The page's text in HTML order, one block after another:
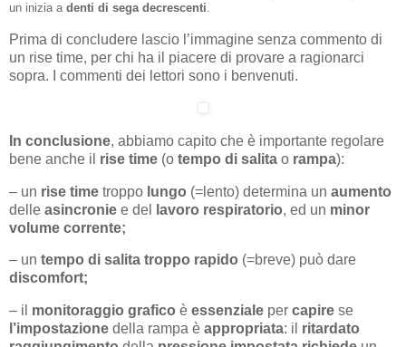
un inizia a denti di sega decrescenti.
Prima di concludere lascio l’immagine senza commento di
un rise time, per chi ha il piacere di provare a ragionarci
sopra. I commenti dei lettori sono i benvenuti.
In conclusione, abbiamo capito che è importante regolare
bene anche il rise time (o tempo di salita o rampa):
– un rise time troppo lungo (=lento) determina un aumento
delle asincronie e del lavoro respiratorio, ed un minor
volume corrente;
– un tempo di salita troppo rapido (=breve) può dare
discomfort;
– il monitoraggio grafico è essenziale per capire se
l’impostazione della rampa è appropriata: il ritardato